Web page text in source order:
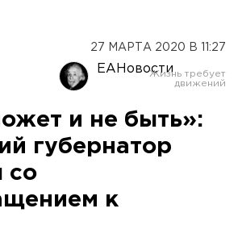
27 МАРТА 2020 В 11:27
ЕАНовости
и не быть»:
губернатор
со
к